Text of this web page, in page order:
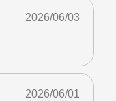
2026/06/03
2026/06/01